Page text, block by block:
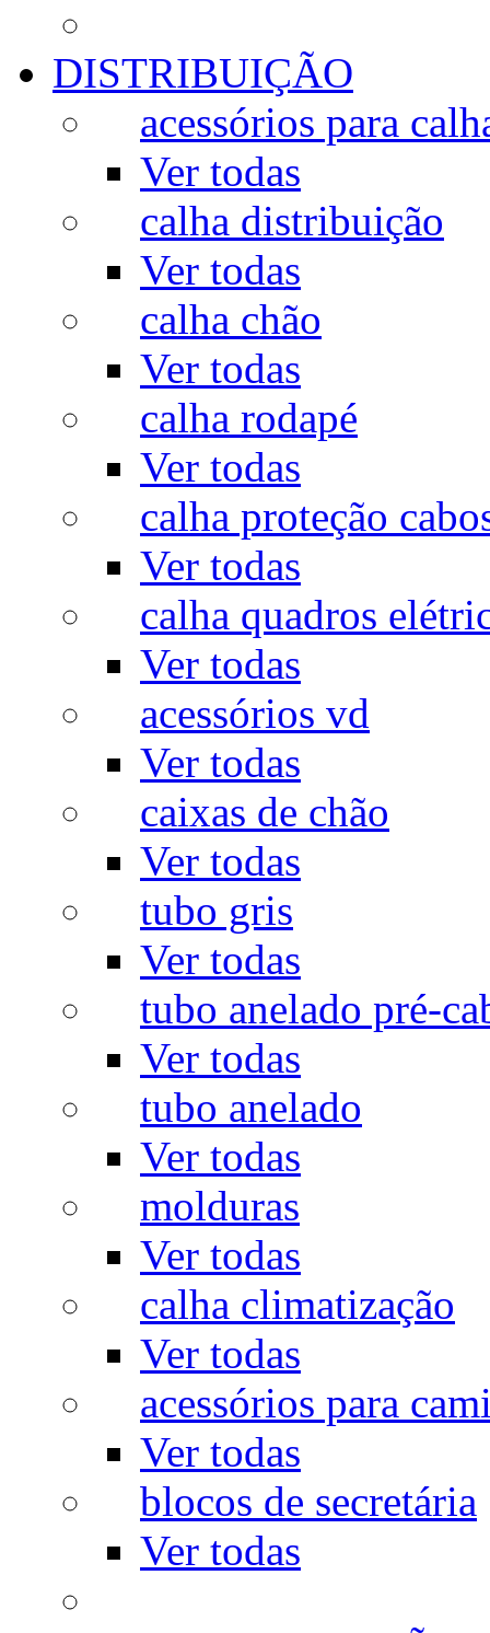
DISTRIBUIÇÃO
acessórios para
Ver todas
calha distribuição
Ver todas
calha chão
Ver todas
calha rodapé
Ver todas
calha proteção
Ver todas
calha quadros
Ver todas
acessórios vd
Ver todas
caixas de chão
Ver todas
tubo gris
Ver todas
tubo anelado pré-
Ver todas
tubo anelado
Ver todas
molduras
Ver todas
calha climatização
Ver todas
acessórios para
Ver todas
blocos de secretária
Ver todas